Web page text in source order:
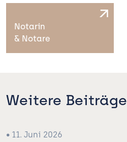
Verwalten
Team
Aktuelles
Notarformulare
Notarin
& Notare
Weitere Beiträge
• 11. Juni 2026